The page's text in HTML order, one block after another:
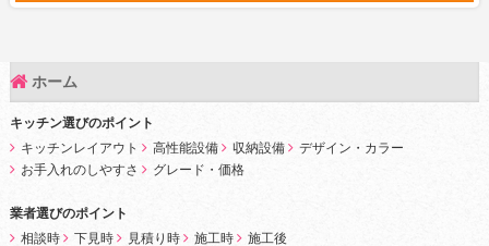
ホーム
キッチン選びのポイント
キッチンレイアウト
高性能設備 収納設備
デザイン・カラー
お手入れのしやすさ
グレード・価格
業者選びのポイント
相談時
下見時 見積り時 施工時 施工後